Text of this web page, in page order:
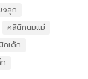
งลูก
คลินิกนมแม่
กเด็ก